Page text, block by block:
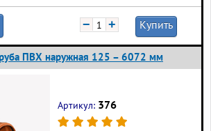
− + Купить
ПВХ наружная 125 – 6072 мм
Артикул: 376